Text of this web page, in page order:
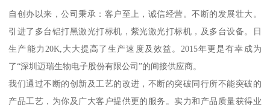
自创办以来，公司秉承：客户至上，诚信经营。不断的发展壮大。
引进了多台铝打黑激光打标机，紫光激光打标机，及多台设备。日
生产能力20K,大大提高了生产速度及效益。2015年更是有幸成为
了“深圳迈瑞生物电子股份有限公司”的间接供应商。
我们通过不断的创新及工艺的改进，不断的突破同行所不能突破的
产品工艺，为你及广大客户提供更的服务。实力和产品质量获得业